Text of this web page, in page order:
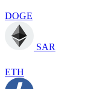
DOGE
SAR
ETH